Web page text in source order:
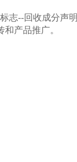
志--回收成分声
和产品推广。